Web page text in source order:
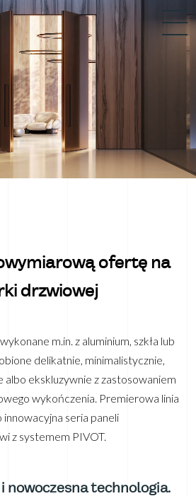
ofertę na
drzwiowej
m.in. z aluminium, szkła lub
delikatnie, minimalistycznie,
albo ekskluzywnie z zastosowaniem
wykończenia. Premierowa linia
seria paneli
z systemem PIVOT.
nowoczesna technologia.